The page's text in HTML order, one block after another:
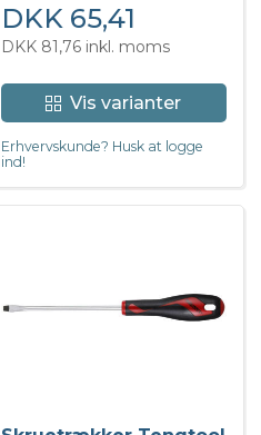
DKK 65,41
DKK 81,76 inkl. moms
Vis varianter
Erhvervskunde? Husk at logge
ind!